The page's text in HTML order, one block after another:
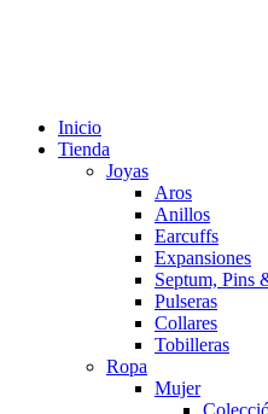
Inicio
Tienda
Joyas
Aros
Anillos
Earcuffs
Expansiones
Septum, Pins
Pulseras
Collares
Tobilleras
Ropa
Mujer